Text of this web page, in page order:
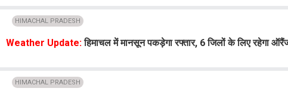
HIMACHAL PRADESH
Weather Update:हिमाचल में मानसून पकड़ेगा रफ्तार, 6 जिलों के लिए रहेगा
HIMACHAL PRADESH